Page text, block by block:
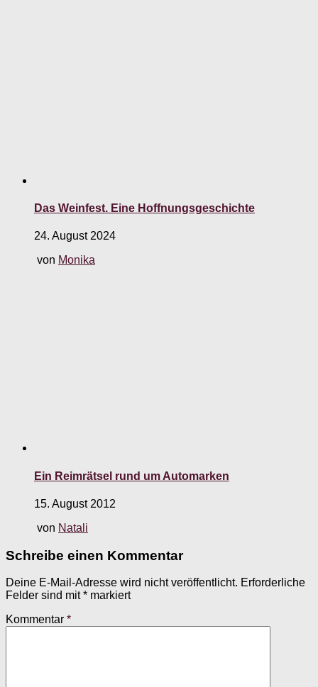
Das Weinfest. Eine Hoffnungsgeschichte
24. August 2024
von Monika
Ein Reimrätsel rund um Automarken
15. August 2012
von Natali
Schreibe einen Kommentar
Deine E-Mail-Adresse wird nicht veröffentlicht. Erforderliche
Felder sind mit* markiert
Kommentar *